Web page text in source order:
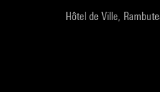
Hôtel de Ville,